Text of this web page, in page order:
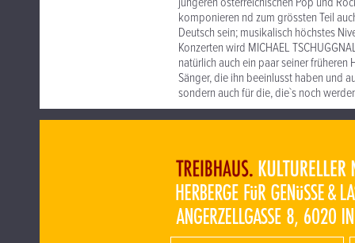
komponieren nd zum grössten Teil
Deutsch sein; musikalisch höchstes
Konzerten wird MICHAEL
natürlich auch ein paar seiner früheren
Sänger, die ihn beeinlusst haben und
sondern auch für die, die`s noch